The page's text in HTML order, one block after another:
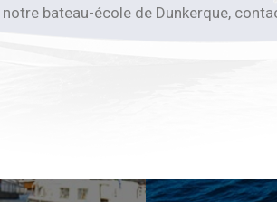
notre bateau-école de Dunkerque,